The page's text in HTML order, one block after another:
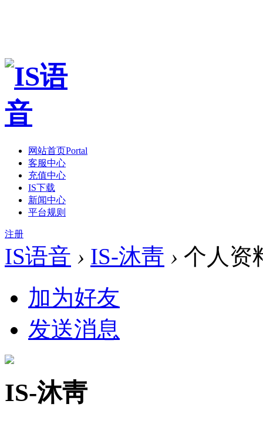
网站首页Portal
客服中心
充值中心
IS下载
新闻中心
平台规则
注册
IS语音 › IS-沐靑 › 个人资
加为好友
发送消息
IS-沐靑